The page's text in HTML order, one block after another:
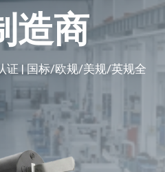
造商
证 | 国标/欧规/美规/英规全